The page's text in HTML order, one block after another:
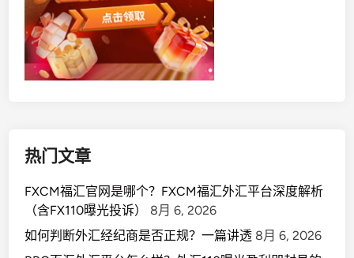
热门文章
FXCM福汇官网是哪个？FXCM福汇外汇平台深度解析
（含FX110曝光投诉）
8月 6, 2026
如何判断外汇经纪商是否正规？一篇讲透 8月 6, 2026